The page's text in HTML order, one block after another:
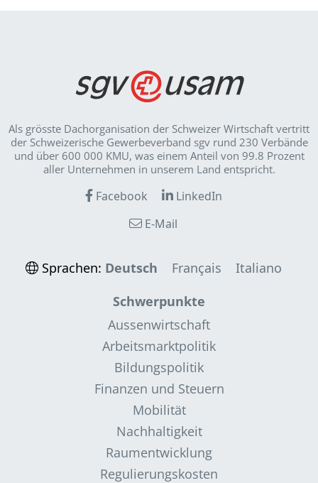
Als grösste Dachorganisation der Schweizer Wirt­schaft vertritt
der Schweizerische Gewerbeverband sgv rund 230 Verbände
und über 600 000 KMU, was einem Anteil von 99.8 Prozent
aller Unternehmen in unserem Land entspricht.
Facebook
LinkedIn
E-Mail
Sprachen: Deutsch Français
Italiano
Schwerpunkte
Aussenwirtschaft
Arbeitsmarktpolitik
Bildungspolitik
Finanzen und Steuern
Mobilität
Nachhaltigkeit
Raumentwicklung
Regulierungskosten